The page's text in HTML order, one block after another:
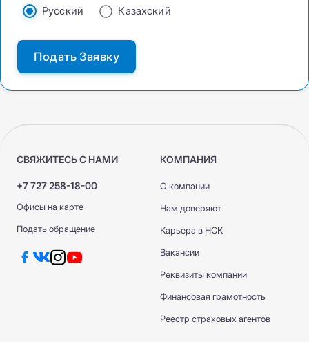
Русский
Казахский
Подать Заявку
СВЯЖИТЕСЬ С НАМИ
+7 727 258-18-00
Офисы на карте
Подать обращение
КОМПАНИЯ
О компании
Нам доверяют
Карьера в НСК
Вакансии
Реквизиты компании
Финансовая грамотность
Реестр страховых агентов